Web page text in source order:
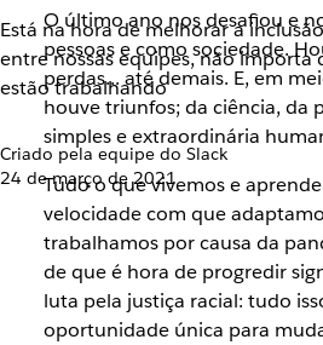
Está na hora de melhorar a
entre nossas equipes, não importa
estão trabalhando
Criado pela equipe do Slack
24 de março de 2021
O último ano nos desafiou e
pessoas e como sociedade.
perdas... até demais. E, em
houve triunfos; da ciência, da
simples e extraordinária
Tudo o que vivemos e
velocidade com que
trabalhamos por causa da
de que é hora de progredir
luta pela justiça racial: tudo
oportunidade única para